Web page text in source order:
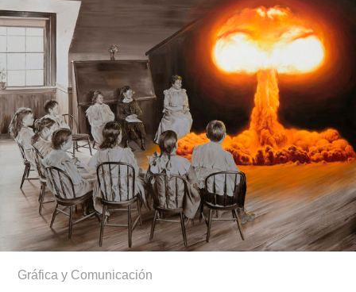
Gráfica y Comunicación